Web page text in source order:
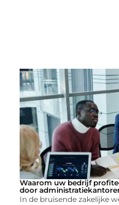
Waarom uw bedrijf
door
In de bruisende zakelijke